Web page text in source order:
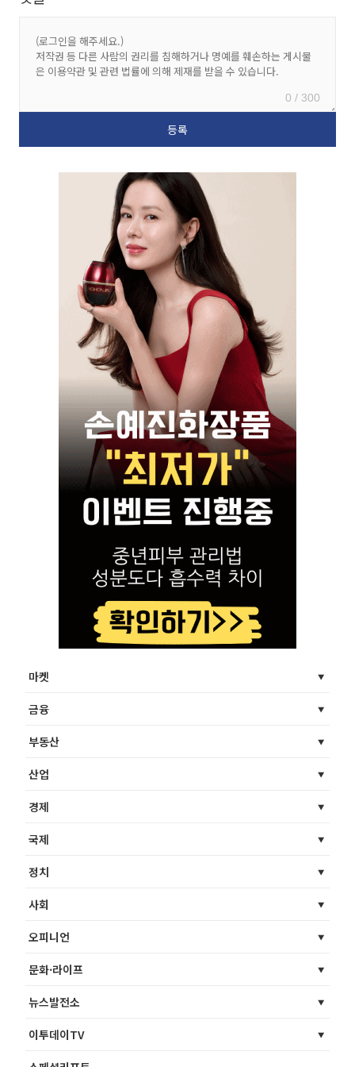
0 / 300
마켓
금융
부동산
산업
경제
국제
정치
사회
오피니언
문화·라이프
뉴스발전소
이투데이TV